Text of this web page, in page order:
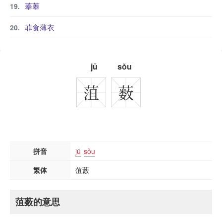
菶菶
菲食薄衣
jū sǒu
菹 薮
拼音 jū sǒu
繁体
菹藪
菹薮的意思